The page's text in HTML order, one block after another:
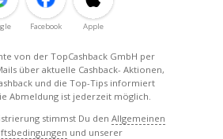
Facebook Apple
von der TopCashback GmbH per
über aktuelle Cashback- Aktionen,
und die Top-Tips informiert
Abmeldung ist jederzeit möglich.
stimmst Du den Allgemeinen
und unserer